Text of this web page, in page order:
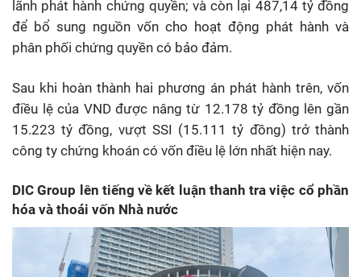
lãnh phát hành chứng quyền; và còn lại 487,14 tỷ đồng
để bổ sung nguồn vốn cho hoạt động phát hành và
phân phối chứng quyền có bảo đảm.
Sau khi hoàn thành hai phương án phát hành trên, vốn
điều lệ của VND được nâng từ 12.178 tỷ đồng lên gần
15.223 tỷ đồng, vượt SSI (15.111 tỷ đồng) trở thành
công ty chứng khoán có vốn điều lệ lớn nhất hiện nay.
DIC Group lên tiếng về kết luận thanh tra việc cổ phần
hóa và thoái vốn Nhà nước